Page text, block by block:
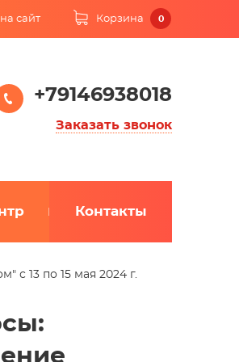
сайт Корзина 0
+79146938018
Заказать звонок
Контакты
с 13 по 15 мая 2024 г.